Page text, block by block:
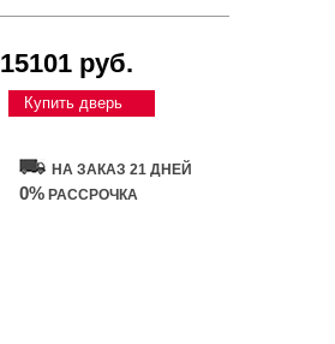
15101 руб.
Купить дверь
НА ЗАКАЗ 21 ДНЕЙ
0% РАССРОЧКА